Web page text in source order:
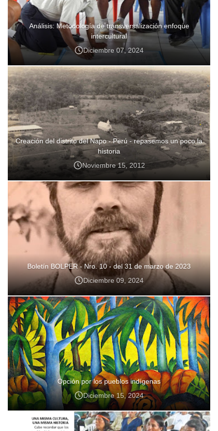
Análisis: Metodología de transversalización enfoque
intercultural
Diciembre 07, 2024
Creación del distrito del Napo - Perú - repasemos un poco la
historia
Noviembre 15, 2012
Boletín BOLPER - Nro. 10 - del 31 de marzo de 2023
Diciembre 09, 2024
Opción por los pueblos indígenas
Diciembre 15, 2024